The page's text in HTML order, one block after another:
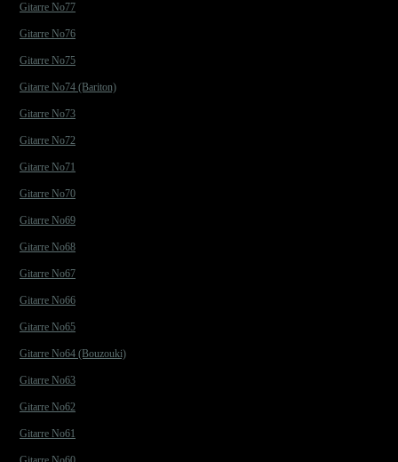
Gitarre No77
Gitarre No76
Gitarre No75
Gitarre No74 (Bariton)
Gitarre No73
Gitarre No72
Gitarre No71
Gitarre No70
Gitarre No69
Gitarre No68
Gitarre No67
Gitarre No66
Gitarre No65
Gitarre No64 (Bouzouki)
Gitarre No63
Gitarre No62
Gitarre No61